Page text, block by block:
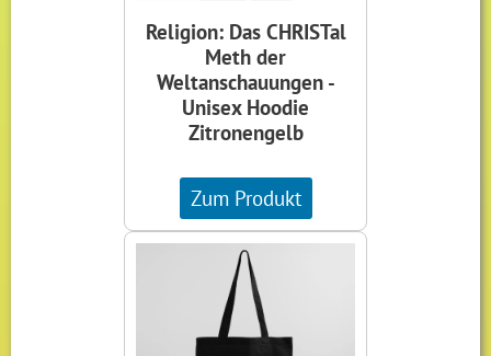
Religion: Das CHRISTal
Meth der
Weltanschauungen -
Unisex Hoodie
Zitronengelb
Zum Produkt